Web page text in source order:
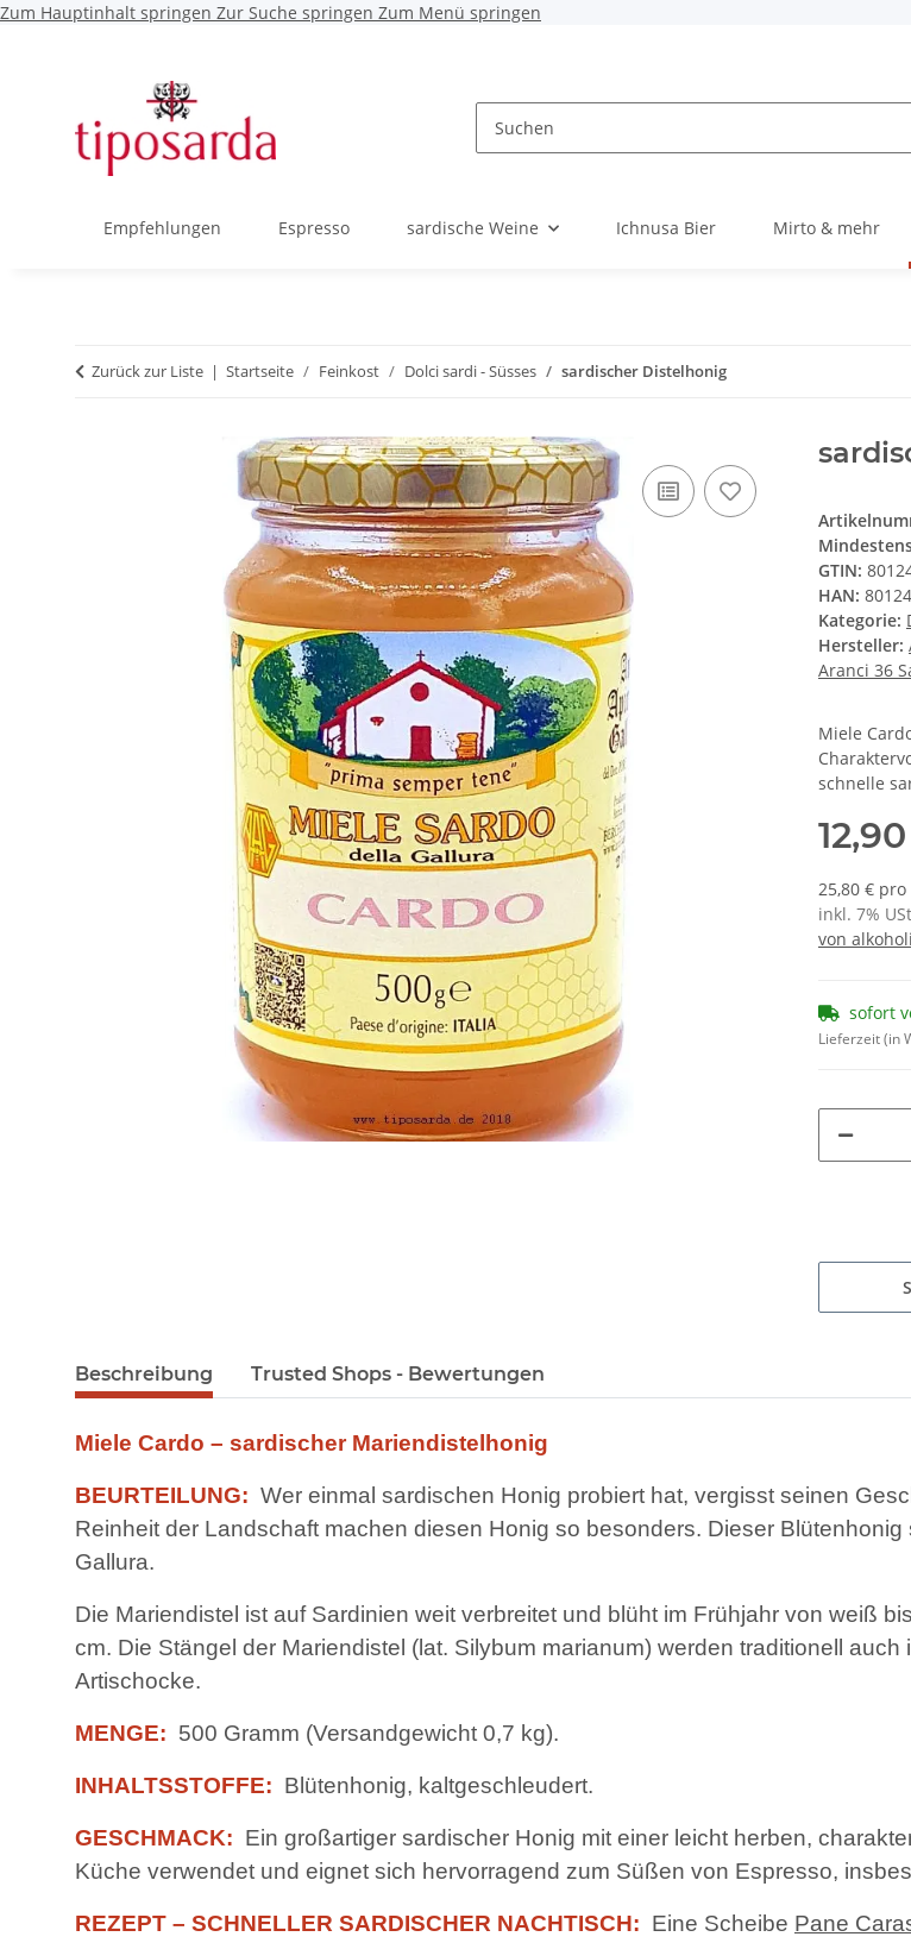
Zum Hauptinhalt springen Zur Suche springen Zum Menü springen
Empfehlungen Espresso sardische Weine Ichnusa Bier Mirto & mehr
Zurück zur Liste Startseite Feinkost Dolci sardi - Süsses sardischer Distelhonig
GTIN:
HAN:
Kategorie:
Hersteller:
Aranci 36
Miele
schnelle
25,80 € pro
inkl. 7%
von
sofort
Lieferzeit (in
Beschreibung Trusted Shops - Bewertungen
Miele Cardo – sardischer Mariendistelhonig
BEURTEILUNG: Wer einmal sardischen Honig probiert hat, vergisst seinen
Reinheit der Landschaft machen diesen Honig so besonders. Dieser
Gallura.
Die Mariendistel ist auf Sardinien weit verbreitet und blüht im Frühjahr von weiß
cm. Die Stängel der Mariendistel (lat. Silybum marianum) werden traditionell
Artischocke.
MENGE: 500 Gramm (Versandgewicht 0,7 kg).
INHALTSSTOFFE: Blütenhonig, kaltgeschleudert.
GESCHMACK: Ein großartiger sardischer Honig mit einer leicht herben,
Küche verwendet und eignet sich hervorragend zum Süßen von Espresso,
REZEPT – SCHNELLER SARDISCHER NACHTISCH: Eine Scheibe Pane